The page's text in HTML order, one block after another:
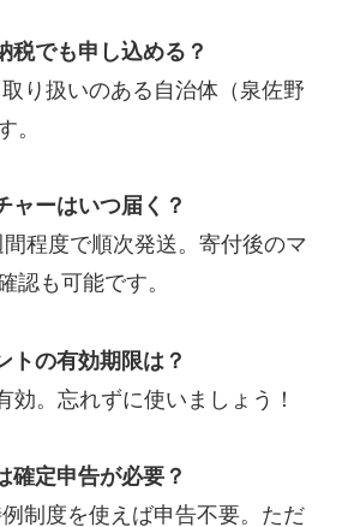
税でも申し込める？
り扱いのある自治体（泉佐野
。
ャーはいつ届く？
程度で順次発送。寄付後のマ
認も可能です。
トの有効期限は？
。忘れずに使いましょう！
確定申告が必要？
制度を使えば申告不要。ただ